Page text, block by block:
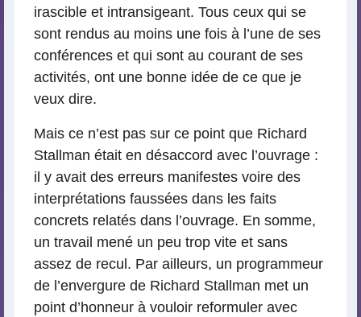
irascible et intransigeant. Tous ceux qui se
sont rendus au moins une fois à l’une de ses
conférences et qui sont au courant de ses
activités, ont une bonne idée de ce que je
veux dire.
Mais ce n’est pas sur ce point que Richard
Stallman était en désaccord avec l’ouvrage :
il y avait des erreurs manifestes voire des
interprétations faussées dans les faits
concrets relatés dans l’ouvrage. En somme,
un travail mené un peu trop vite et sans
assez de recul. Par ailleurs, un programmeur
de l’envergure de Richard Stallman met un
point d’honneur à vouloir reformuler avec